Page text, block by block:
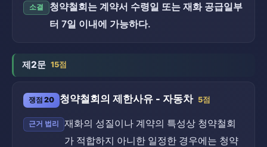
소결
청약철회는 계약서 수령일 또는 재화 공급일부
터 7일 이내에 가능하다.
제2문 15점
쟁점 20 청약철회의 제한사유 - 자동차 5점
근거 법리
재화의 성질이나 계약의 특성상 청약철회
가 적합하지 아니한 일정한 경우에는 청약